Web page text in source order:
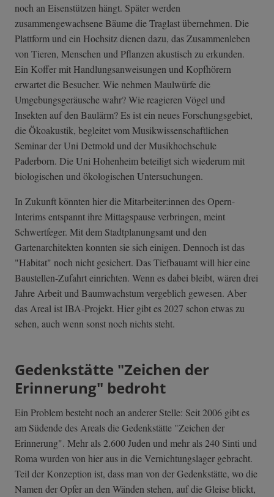
noch an Eisenstützen hängt. Später werden
zusammengewachsene Bäume die Traglast übernehmen. Die
Plattform und ein Hochsitz dienen dazu, das Zusammenleben
von Tieren, Menschen und Pflanzen akustisch zu erkunden.
Ein Koffer mit Handlungsanweisungen und Kopfhörern
erwartet die Besucher. Wie nehmen Maulwürfe die
Umgebungsgeräusche wahr? Wie reagieren Vögel und
Insekten auf den Baulärm? Es ist ein neues Forschungsgebiet,
die Ökoakustik, begleitet vom Musikwissenschaftlichen
Seminar der Uni Detmold und der Musikhochschule
Paderborn. Die Uni Hohenheim beteiligt sich wiederum mit
biologischen und ökologischen Untersuchungen.
In Zukunft könnten hier die Mitarbeiter:innen des Opern-
Interims entspannt ihre Mittagspause verbringen, meint
Schwertfeger. Mit dem Stadtplanungsamt und den
Gartenarchitekten konnten sie sich einigen. Dennoch ist das
"Habitat" noch nicht gesichert. Das Tiefbauamt will hier eine
Baustellen-Zufahrt einrichten. Wenn es dabei bleibt, wären drei
Jahre Arbeit und Baumwachstum vergeblich gewesen. Aber
das Areal ist IBA-Projekt. Hier gibt es 2027 schon etwas zu
sehen, auch wenn sonst noch nichts steht.
Gedenkstätte "Zeichen der
Erinnerung" bedroht
Ein Problem besteht noch an anderer Stelle: Seit 2006 gibt es
am Südende des Areals die Gedenkstätte "Zeichen der
Erinnerung". Mehr als 2.600 Juden und mehr als 240 Sinti und
Roma wurden von hier aus in die Vernichtungslager gebracht.
Teil der Konzeption ist, dass man von der Gedenkstätte, wo die
Namen der Opfer an den Wänden stehen, auf die Gleise blickt,